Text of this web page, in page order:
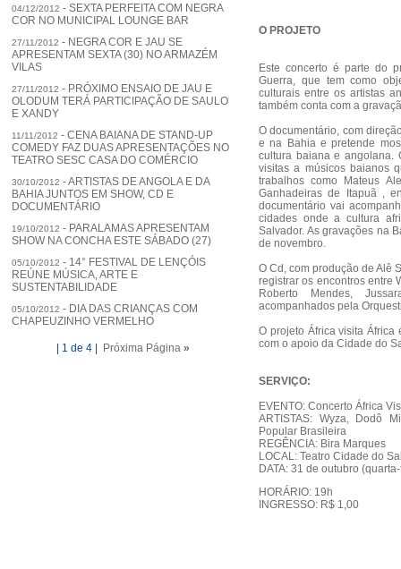
04/12/2012 - SEXTA PERFEITA COM NEGRA
COR NO MUNICIPAL LOUNGE BAR
27/11/2012 - NEGRA COR E JAU SE
APRESENTAM SEXTA (30) NO ARMAZÉM
VILAS
27/11/2012 - PRÓXIMO ENSAIO DE JAU E
OLODUM TERÁ PARTICIPAÇÃO DE SAULO
E XANDY
11/11/2012 - CENA BAIANA DE STAND-UP
COMEDY FAZ DUAS APRESENTAÇÕES NO
TEATRO SESC CASA DO COMÉRCIO
30/10/2012 - ARTISTAS DE ANGOLA E DA
BAHIA JUNTOS EM SHOW, CD E
DOCUMENTÁRIO
19/10/2012 - PARALAMAS APRESENTAM
SHOW NA CONCHA ESTE SÁBADO (27)
05/10/2012 - 14° FESTIVAL DE LENÇÓIS
REÚNE MÚSICA, ARTE E
SUSTENTABILIDADE
05/10/2012 - DIA DAS CRIANÇAS COM
CHAPEUZINHO VERMELHO
| 1 de 4 | Próxima Página »
O PROJETO
Este concerto é parte do
Guerra, que tem como
culturais entre os artistas
também conta com a
O documentário, com
e na Bahia e pretende
cultura baiana e angolana.
visitas a músicos baianos
trabalhos como Mateus
Ganhadeiras de Itapuã ,
documentário vai
cidades onde a cultura
Salvador. As gravações na
de novembro.
O Cd, com produção de Alê
registrar os encontros entre
Roberto Mendes,
acompanhados pela
O projeto África visita
com o apoio da Cidade do
SERVIÇO:
EVENTO: Concerto África
ARTISTAS: Wyza, Dodô
Popular Brasileira
REGÊNCIA: Bira Marques
LOCAL: Teatro Cidade do
DATA: 31 de outubro
HORÁRIO: 19h
INGRESSO: R$ 1,00